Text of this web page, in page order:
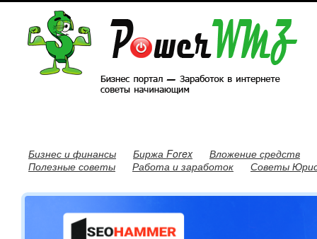
Бизнес и финансы Биржа Forex
Вложение средств
Полезные советы
Работа и заработок Советы